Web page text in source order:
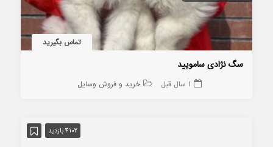
تماس بگیرید
سگ نژادی سامویید
1 سال قبل خرید و فروش وسایل
4102 بازدید